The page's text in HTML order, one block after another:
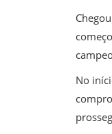
No